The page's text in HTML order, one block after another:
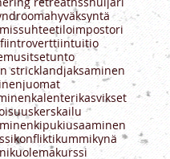
seeker
seeking
hsmhsp
retreathsshuijari
hyväksyntä
iloimpostori
introverttiintuitio
itsetunto
stricklandjaksaminen
juomat
kalenterikasvikset